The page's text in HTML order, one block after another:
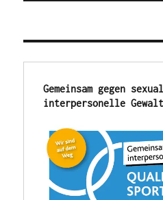
Gemeinsam gegen
interpersonelle